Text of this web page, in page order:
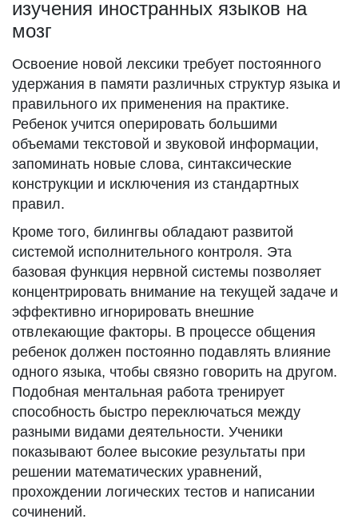
изучения иностранных языков на
мозг
Освоение новой лексики требует постоянного
удержания в памяти различных структур языка и
правильного их применения на практике.
Ребенок учится оперировать большими
объемами текстовой и звуковой информации,
запоминать новые слова, синтаксические
конструкции и исключения из стандартных
правил.
Кроме того, билингвы обладают развитой
системой исполнительного контроля. Эта
базовая функция нервной системы позволяет
концентрировать внимание на текущей задаче и
эффективно игнорировать внешние
отвлекающие факторы. В процессе общения
ребенок должен постоянно подавлять влияние
одного языка, чтобы связно говорить на другом.
Подобная ментальная работа тренирует
способность быстро переключаться между
разными видами деятельности. Ученики
показывают более высокие результаты при
решении математических уравнений,
прохождении логических тестов и написании
сочинений.